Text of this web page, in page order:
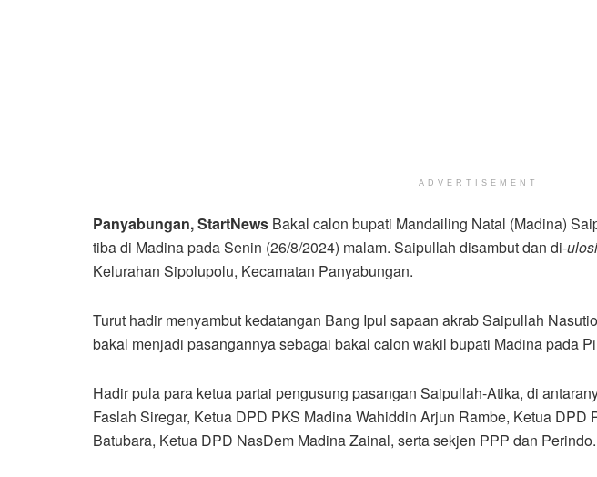
ADVERTISEMENT
Panyabungan, StartNews Bakal calon bupati Mandailing Natal (Madina)
tiba di Madina pada Senin (26/8/2024) malam. Saipullah disambut dan di-ulosi
Kelurahan Sipolupolu, Kecamatan Panyabungan.
Turut hadir menyambut kedatangan Bang Ipul sapaan akrab Saipullah
bakal menjadi pasangannya sebagai bakal calon wakil bupati Madina pada
Hadir pula para ketua partai pengusung pasangan Saipullah-Atika, di
Faslah Siregar, Ketua DPD PKS Madina Wahiddin Arjun Rambe, Ketua DPD
Batubara, Ketua DPD NasDem Madina Zainal, serta sekjen PPP dan Perindo.